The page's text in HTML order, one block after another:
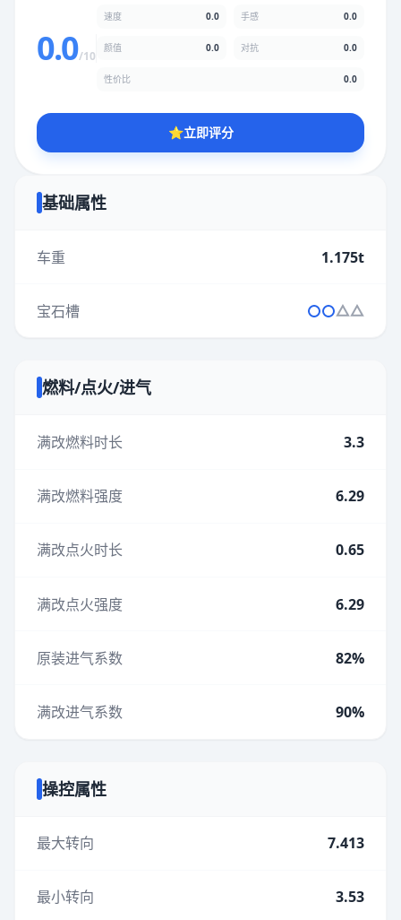
0.0/10
速度 0.0 手感 0.0
颜值 0.0 对抗 0.0
性价比 0.0
⭐立即评分
基础属性
车重 1.175t
宝石槽
燃料/点火/进气
满改燃料时长 3.3
满改燃料强度 6.29
满改点火时长 0.65
满改点火强度 6.29
原装进气系数 82%
满改进气系数 90%
操控属性
最大转向 7.413
最小转向 3.53
★★ ★ ★
性价比
★★★★★★★★★★